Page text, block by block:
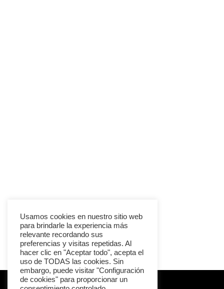
Usamos cookies en nuestro sitio web
para brindarle la experiencia más
relevante recordando sus
preferencias y visitas repetidas. Al
hacer clic en "Aceptar todo", acepta el
uso de TODAS las cookies. Sin
embargo, puede visitar "Configuración
de cookies" para proporcionar un